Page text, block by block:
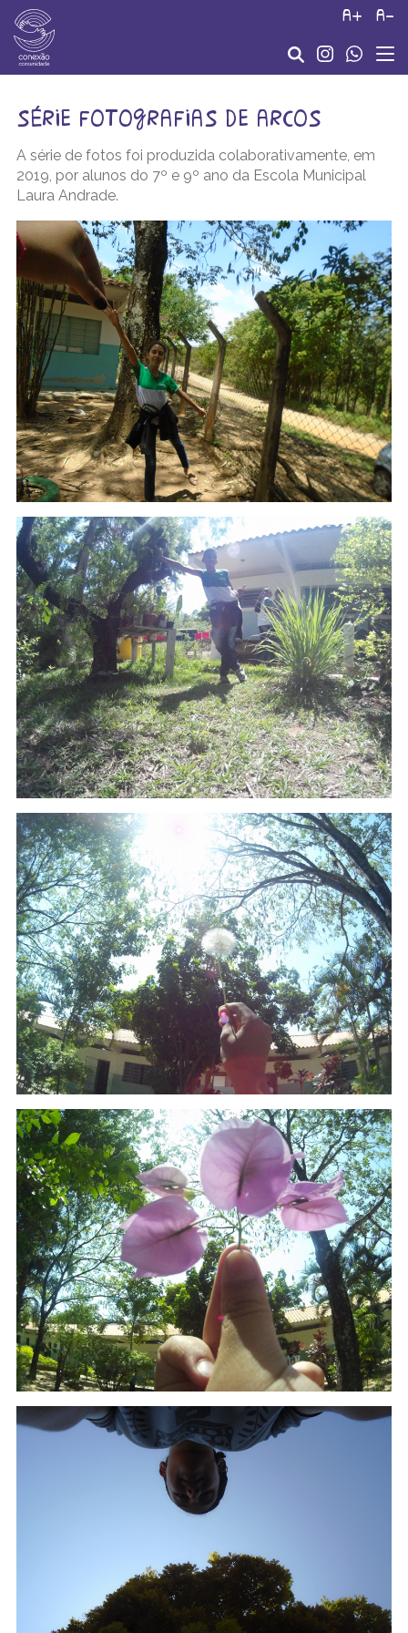
a+ a-
série fotografias de arcos
A série de fotos foi produzida colaborativamente, em
2019, por alunos do 7º e 9º ano da Escola Municipal
Laura Andrade.